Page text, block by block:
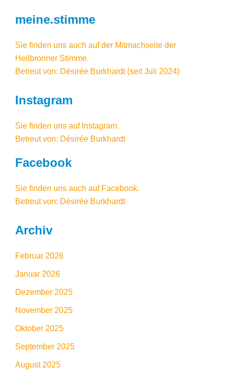
meine.stimme
Sie finden uns auch auf der Mitmachseite der
Heilbronner Stimme.
Betreut von: Désirée Burkhardt (seit Juli 2024)
Instagram
Sie finden uns auf Instagram.
Betreut von: Désirée Burkhardt
Facebook
Sie finden uns auch auf Facebook.
Betreut von: Désirée Burkhardt
Archiv
Februar 2026
Januar 2026
Dezember 2025
November 2025
Oktober 2025
September 2025
August 2025